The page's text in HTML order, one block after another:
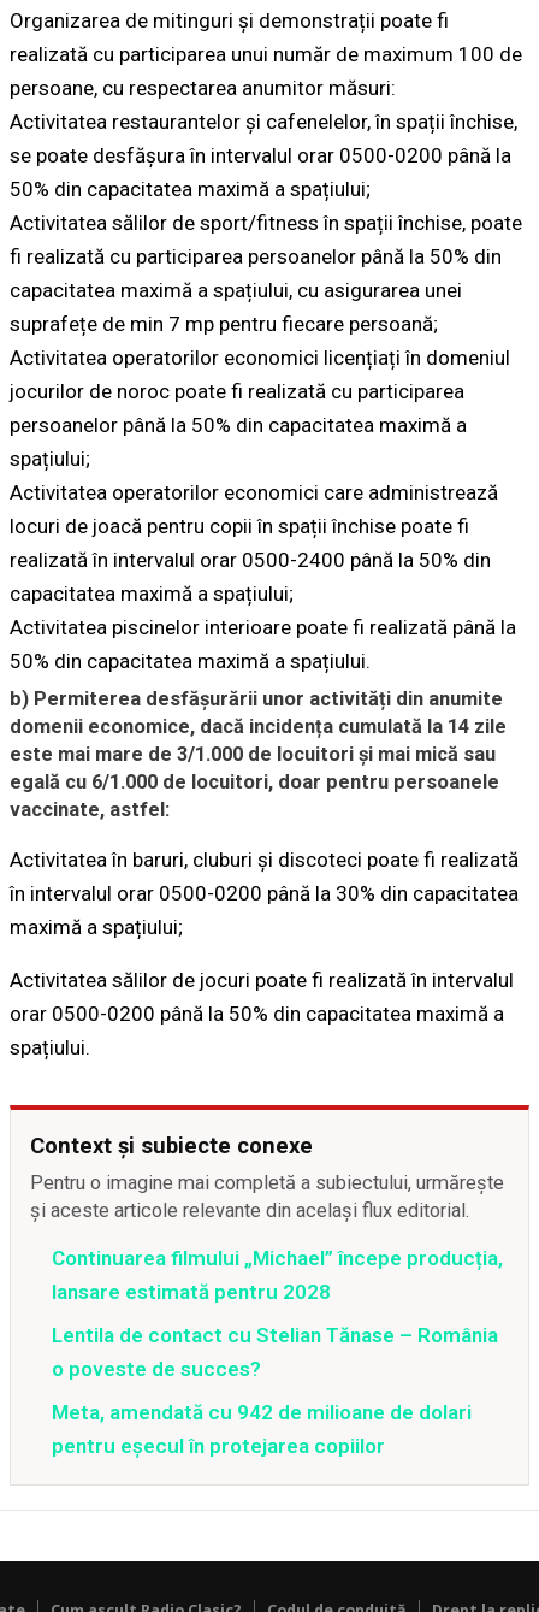
Organizarea de mitinguri și demonstrații poate fi
realizată cu participarea unui număr de maximum 100 de
persoane, cu respectarea anumitor măsuri:
Activitatea restaurantelor și cafenelelor, în spații închise,
se poate desfășura în intervalul orar 0500-0200 până la
50% din capacitatea maximă a spațiului;
Activitatea sălilor de sport/fitness în spații închise, poate
fi realizată cu participarea persoanelor până la 50% din
capacitatea maximă a spațiului, cu asigurarea unei
suprafețe de min 7 mp pentru fiecare persoană;
Activitatea operatorilor economici licențiați în domeniul
jocurilor de noroc poate fi realizată cu participarea
persoanelor până la 50% din capacitatea maximă a
spațiului;
Activitatea operatorilor economici care administrează
locuri de joacă pentru copii în spații închise poate fi
realizată în intervalul orar 0500-2400 până la 50% din
capacitatea maximă a spațiului;
Activitatea piscinelor interioare poate fi realizată până la
50% din capacitatea maximă a spațiului.
b) Permiterea desfășurării unor activități din anumite
domenii economice, dacă incidența cumulată la 14 zile
este mai mare de 3/1.000 de locuitori și mai mică sau
egală cu 6/1.000 de locuitori, doar pentru persoanele
vaccinate, astfel:
Activitatea în baruri, cluburi și discoteci poate fi realizată
în intervalul orar 0500-0200 până la 30% din capacitatea
maximă a spațiului;
Activitatea sălilor de jocuri poate fi realizată în intervalul
orar 0500-0200 până la 50% din capacitatea maximă a
spațiului.
Context și subiecte conexe
Pentru o imagine mai completă a subiectului, urmărește
și aceste articole relevante din același flux editorial.
Continuarea filmului „Michael” începe producția,
lansare estimată pentru 2028
Lentila de contact cu Stelian Tănase – România
o poveste de succes?
Meta, amendată cu 942 de milioane de dolari
pentru eșecul în protejarea copiilor